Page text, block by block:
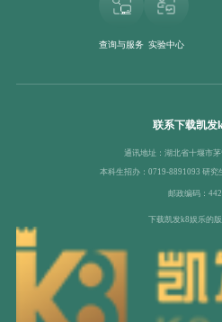
查询与服务 实验中心
联系下载凯发
通讯地址：湖北省十堰市
本科生招办：0719-8891093 研究
邮政编码：
下载凯发k8娱乐的版